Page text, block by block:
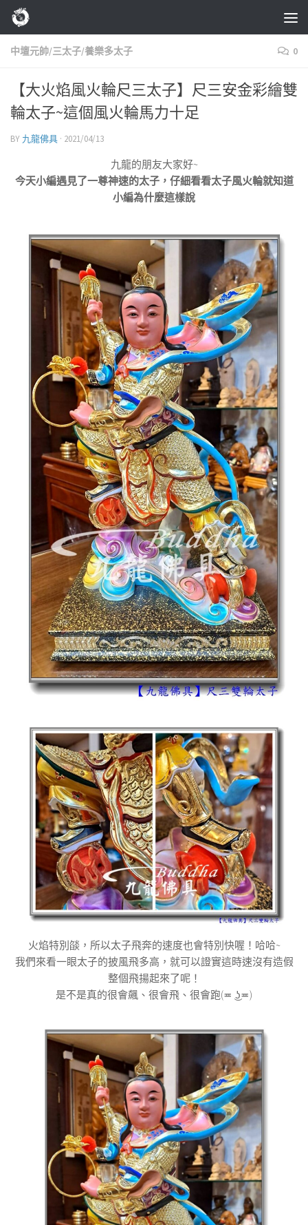
Skip to content
中壇元帥/三太子/養樂多太子 0
【大火焰風火輪尺三太子】尺三安金彩繪雙
輪太子~這個風火輪馬力十足
BY 九龍佛具 · 2021/04/13
九龍的朋友大家好~
今天小編遇見了一尊神速的太子，仔細看看太子風火輪就知道
小編為什麼這樣說
火焰特別燄，所以太子飛奔的速度也會特別快喔！哈哈~
我們來看一眼太子的披風飛多高，就可以證實這時速沒有造假
整個飛揚起來了呢！
是不是真的很會飆、很會飛、很會跑(≖ ͜ʖ≖)